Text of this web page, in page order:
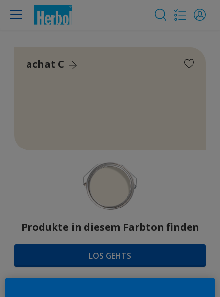
achat C
Produkte in diesem Farbton finden
LOS GEHTS